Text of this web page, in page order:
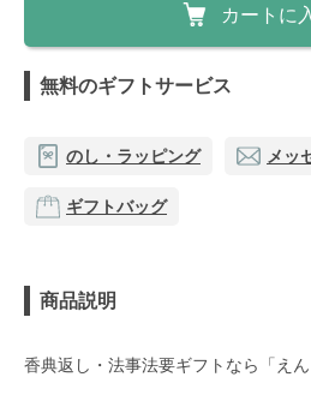
カートに
無料のギフトサービス
のし・ラッピング メッ
ギフトバッグ
商品説明
香典返し・法事法要ギフトなら「え